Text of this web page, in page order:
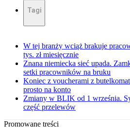
Tagi
W tej branży wciąż brakuje
tys. zł miesięcznie
Znana niemiecka sieć upada.
setki pracowników na bruku
Koniec z voucherami z
prosto na konto
Zmiany w BLIK od 1 września.
część przelewów
Promowane treści